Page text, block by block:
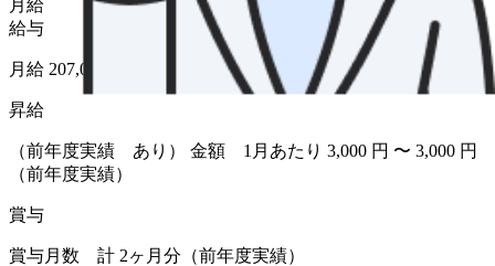
月給
給与
月給 207,000円〜
昇給
（前年度実績 あり） 金額 1月あたり 3,000 円 〜 3,000 円
（前年度実績）
賞与
賞与月数 計 2ヶ月分（前年度実績）